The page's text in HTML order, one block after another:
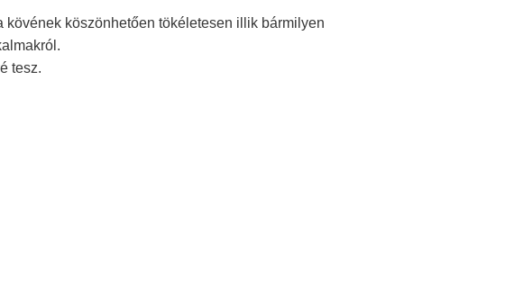
köszönhetően tökéletesen illik bármilyen
tesz.